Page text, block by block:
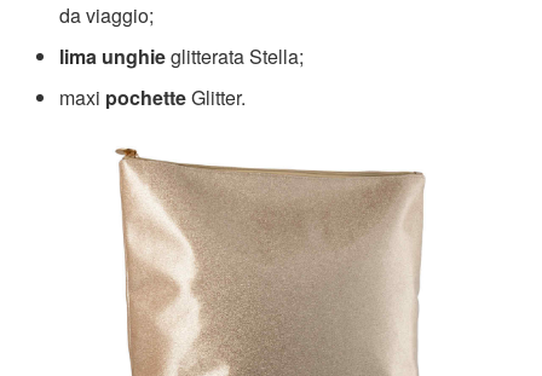
da viaggio;
lima unghieglitterata Stella;
maxi pochetteGlitter.